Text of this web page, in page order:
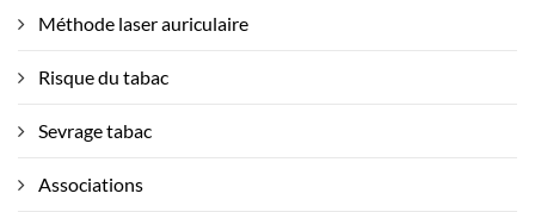
Méthode laser auriculaire
Risque du tabac
Sevrage tabac
Associations